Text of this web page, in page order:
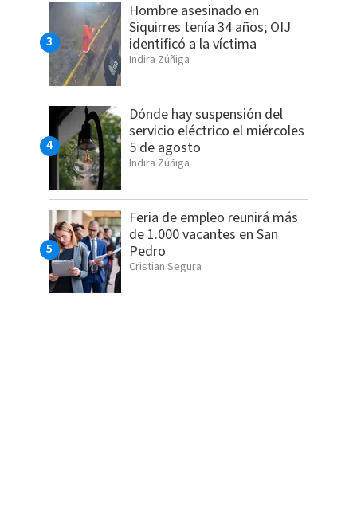
Hombre asesinado en
Siquirres tenía 34 años; OIJ
identificó a la víctima
Indira Zúñiga
Dónde hay suspensión del
servicio eléctrico el miércoles
5 de agosto
Indira Zúñiga
Feria de empleo reunirá más
de 1.000 vacantes en San
Pedro
Cristian Segura